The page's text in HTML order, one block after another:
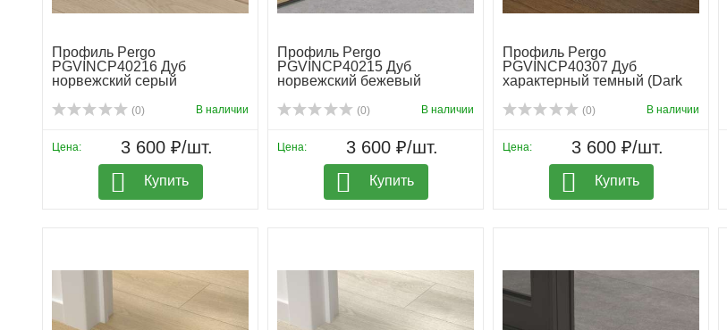
Профиль Pergo
PGVINCP40216 Дуб
норвежский серый
(0) В наличии
Цена: 3 600 ₽/шт.
Купить
Профиль Pergo
PGVINCP40215 Дуб
норвежский бежевый
(0) В наличии
Цена: 3 600 ₽/шт.
Купить
Профиль Pergo
PGVINCP40307 Дуб
характерный темный (Dark
(0) В наличии
Цена: 3 600 ₽/шт.
Купить